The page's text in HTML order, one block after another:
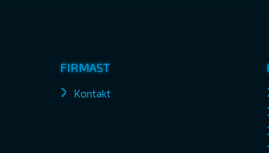
FIRMAST
Kontakt